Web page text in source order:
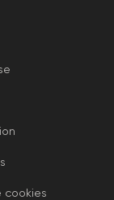
cookies